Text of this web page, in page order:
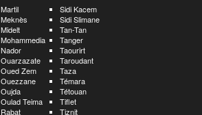
Martil
Meknès
Midelt
Mohammedia
Nador
Ouarzazate
Oued Zem
Ouezzane
Oujda
Oulad Teima
Rabat
Sidi Kacem
Sidi Slimane
Tan-Tan
Tanger
Taourirt
Taroudant
Taza
Témara
Tétouan
Tiflet
Tiznit